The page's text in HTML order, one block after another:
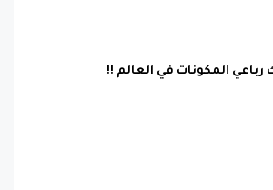
رباعي المكونات في العالم !!